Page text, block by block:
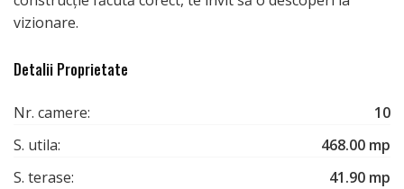
vizionare.
Detalii Proprietate
Nr. camere:
10
S. utila:
468.00 mp
S. terase:
41.90 mp